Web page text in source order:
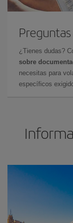
¿Tienes dudas?
sobre
necesitas para
específicos